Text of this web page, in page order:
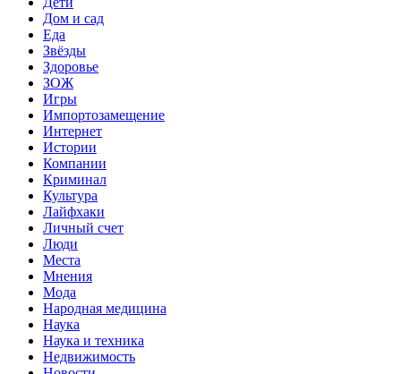
Дом и сад
Еда
Звёзды
Здоровье
ЗОЖ
Игры
Импортозамещение
Интернет
Истории
Компании
Криминал
Культура
Лайфхаки
Личный счет
Люди
Места
Мнения
Мода
Народная медицина
Наука
Наука и техника
Недвижимость